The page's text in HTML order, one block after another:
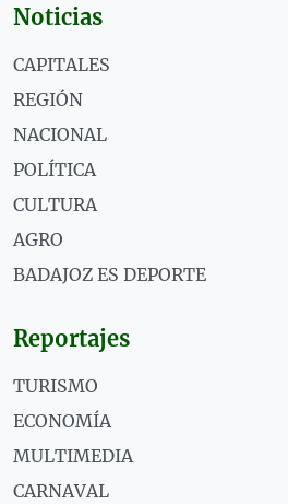
Noticias
CAPITALES
REGIÓN
NACIONAL
POLÍTICA
CULTURA
AGRO
BADAJOZ ES DEPORTE
Reportajes
TURISMO
ECONOMÍA
MULTIMEDIA
CARNAVAL